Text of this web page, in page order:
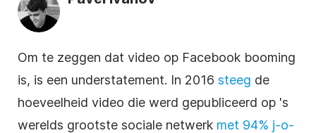
Om te zeggen dat video op Facebook booming
is, is een understatement. In 2016 steeg de
hoeveelheid video die werd gepubliceerd op 's
werelds grootste sociale netwerk met 94% j-o-